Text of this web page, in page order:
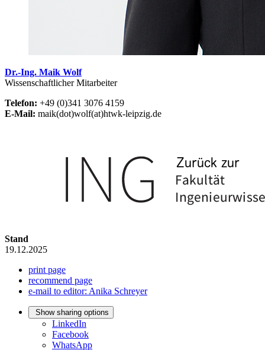
Dr.-Ing. Maik Wolf
Wissenschaftlicher Mitarbeiter
Telefon: +49 (0)341 3076 4159
E-Mail: maik(dot)wolf(at)htwk-leipzig.de
Stand
19.12.2025
print page
recommend page
e-mail to editor: Anika Schreyer
Show sharing options
LinkedIn
Facebook
WhatsApp